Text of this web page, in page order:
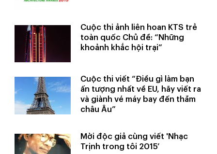
Cuộc thi ảnh liên hoan KTS trẻ
toàn quốc Chủ đề: “Những
khoảnh khắc hội trại”
Cuộc thi viết “Điều gì làm bạn
ấn tượng nhất về EU, hãy viết ra
và giành vé máy bay đến thăm
châu Âu”
Mời độc giả cùng viết 'Nhạc
Trịnh trong tôi 2015’